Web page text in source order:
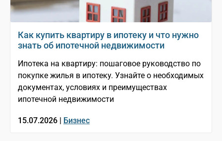
Как купить квартиру в ипотеку и что нужно
знать об ипотечной недвижимости
Ипотека на квартиру: пошаговое руководство по
покупке жилья в ипотеку. Узнайте о необходимых
документах, условиях и преимуществах
ипотечной недвижимости
15.07.2026 | Бизнес